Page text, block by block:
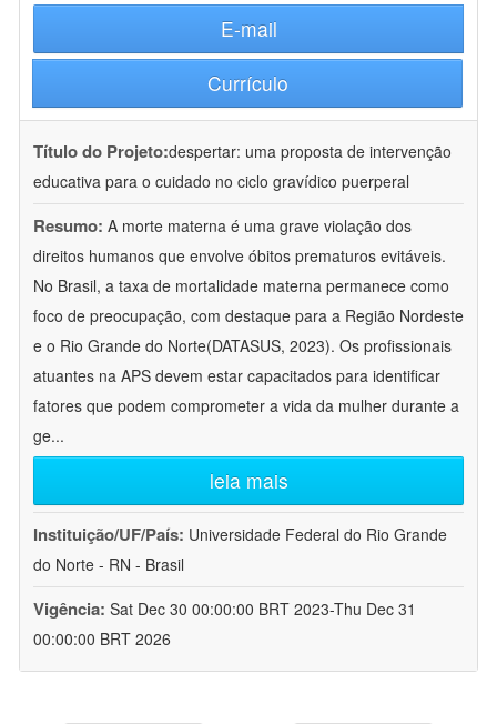
E-mail
Currículo
Título do Projeto:despertar: uma proposta de intervenção
educativa para o cuidado no ciclo gravídico puerperal
Resumo: A morte materna é uma grave violação dos
direitos humanos que envolve óbitos prematuros evitáveis.
No Brasil, a taxa de mortalidade materna permanece como
foco de preocupação, com destaque para a Região Nordeste
e o Rio Grande do Norte(DATASUS, 2023). Os profissionais
atuantes na APS devem estar capacitados para identificar
fatores que podem comprometer a vida da mulher durante a
ge...
leia mais
Instituição/UF/País: Universidade Federal do Rio Grande
do Norte - RN - Brasil
Vigência: Sat Dec 30 00:00:00 BRT 2023-Thu Dec 31
00:00:00 BRT 2026